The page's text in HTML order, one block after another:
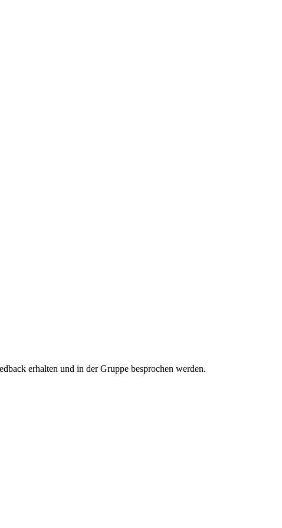
erhalten und in der Gruppe besprochen werden.